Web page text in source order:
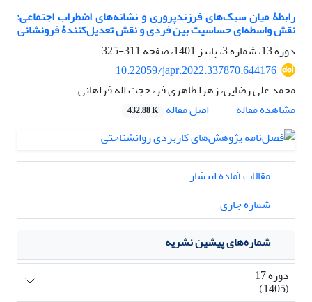
رابطۀ میان سبک‌های فرزندپروری و نشانه‌های اضطراب اجتماعی:
نقش واسطه‌ای حساسیت بین فردی و نقش تعدیل‌کنندۀ فرونشانی
دوره 13، شماره 3، پاییز 1401، صفحه
311-325
10.22059/japr.2022.337870.644176
محمد علی رضایی، زهرا طاهری فر، حجت اله فراهانی
مشاهده مقاله
اصل مقاله 432.88 K
مقالات آماده انتشار
شماره جاری
شماره‌های پیشین نشریه
دوره 17
(1405)